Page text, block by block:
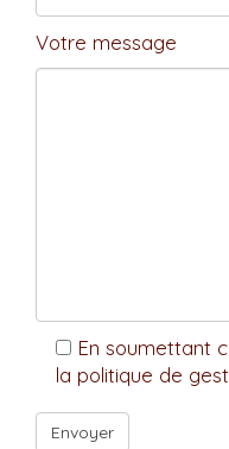
Votre message
En soumettant
la politique de